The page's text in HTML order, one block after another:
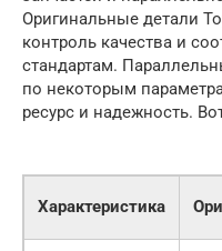
Оригинальные детали
контроль качества и
стандартам.
по некоторым
ресурс и надежность.
Характеристика